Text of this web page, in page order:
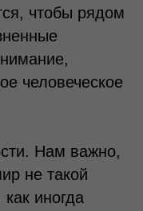
чтобы рядом
человеческое
Нам важно,
не такой
иногда